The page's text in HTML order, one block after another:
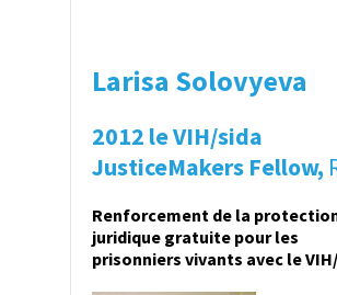
Larisa Solovyeva
2012 le VIH/sida
JusticeMakers Fellow,
Renforcement de la
juridique gratuite pour les
prisonniers vivants avec le